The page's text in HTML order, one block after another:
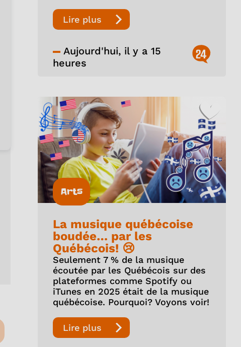
Lire plus
Aujourd'hui, il y a 15
heures
24
Arts
La musique québécoise
boudée… par les
Québécois! 😢
Seulement 7 % de la musique
écoutée par les Québécois sur des
plateformes comme Spotify ou
iTunes en 2025 était de la musique
québécoise. Pourquoi? Voyons voir!
Lire plus